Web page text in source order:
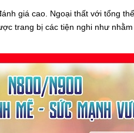
giá cao. Ngoại thất với tổng
trang bị các tiện nghi như